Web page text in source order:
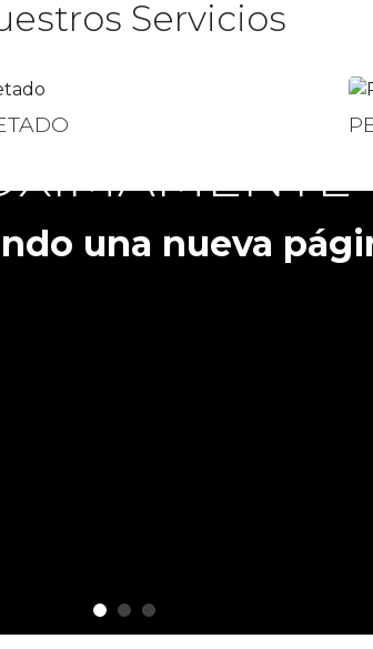
Servicios
y servicios